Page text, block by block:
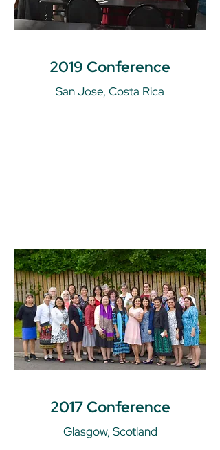
2019 Conference
San Jose, Costa Rica
2017 Conference
Glasgow, Scotland